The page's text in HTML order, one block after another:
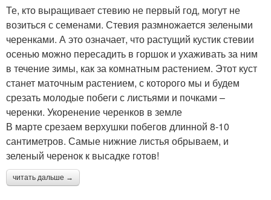
Те, кто выращивает стевию не первый год, могут не
возиться с семенами. Стевия размножается зелеными
черенками. А это означает, что растущий кустик стевии
осенью можно пересадить в горшок и ухаживать за ним
в течение зимы, как за комнатным растением. Этот куст
станет маточным растением, с которого мы и будем
срезать молодые побеги с листьями и почками –
черенки. Укоренение черенков в земле
В марте срезаем верхушки побегов длинной 8-10
сантиметров. Самые нижние листья обрываем, и
зеленый черенок к высадке готов!
читать дальше →